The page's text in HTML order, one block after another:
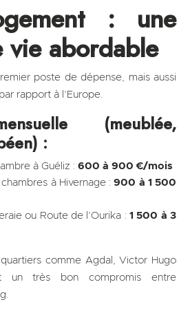
: une
vie abordable
poste de dépense, mais aussi
rapport à l’Europe.
(meublée,
:
à Guéliz : 600 à 900 €/mois
à Hivernage :900 à 1 500
ou Route de l’Ourika : 1 500 à 3
comme Agdal, Victor Hugo
un très bon compromis entre